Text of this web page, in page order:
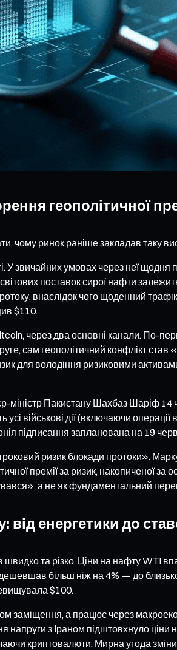
геополітичної
чому ринок раніше закладав таку
звичайних умовах через неї
поставок сирої нафти
внаслідок чого щоденний
$110.
через два основні канали. По-
сам геополітичний конфлікт
для володіння ризиковими
Пакистану Шахбаз Шаріф
військові дії (включаючи
підписання запланована на 19
ризик блокади протоки».
премії за ризик, накопиченої
а не як фундаментальний
енергетики до
та різко. Ціни на нафту WTI
більш ніж на 4% — до
$100.
заміщення, а працює через
напруги з Іраном підштовхнуло
криптовалюти. Мирна угода